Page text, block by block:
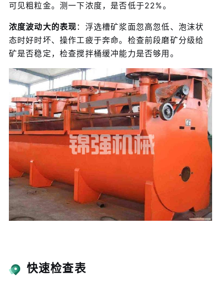
可见粗粒金。测一下浓度，是否低于22%。
浓度波动大的表现 ：浮选槽矿浆面忽高忽低、泡沫状
态时好时坏、操作工疲于奔命。检查前段磨矿分级给
矿是否稳定，检查搅拌桶缓冲能力是否够用。
快速检查表